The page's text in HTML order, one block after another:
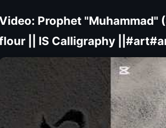
Prophet "Muhammad"
|| IS Calligraphy